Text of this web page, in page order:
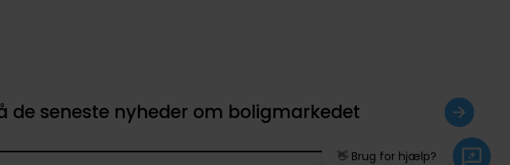
de seneste nyheder om boligmarkedet
👋 Brug for hjælp?